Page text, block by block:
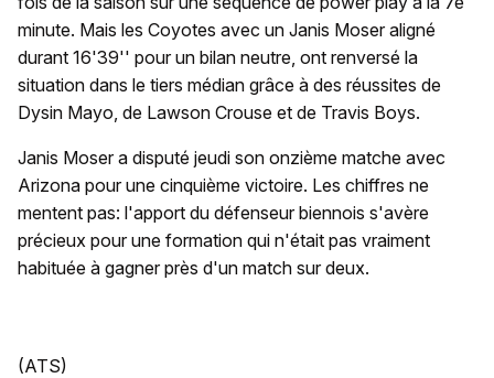
minute. Mais les Coyotes avec un Janis Moser aligné
durant 16'39'' pour un bilan neutre, ont renversé la
situation dans le tiers médian grâce à des réussites de
Dysin Mayo, de Lawson Crouse et de Travis Boys.
Janis Moser a disputé jeudi son onzième matche avec
Arizona pour une cinquième victoire. Les chiffres ne
mentent pas: l'apport du défenseur biennois s'avère
précieux pour une formation qui n'était pas vraiment
habituée à gagner près d'un match sur deux.
(ATS)